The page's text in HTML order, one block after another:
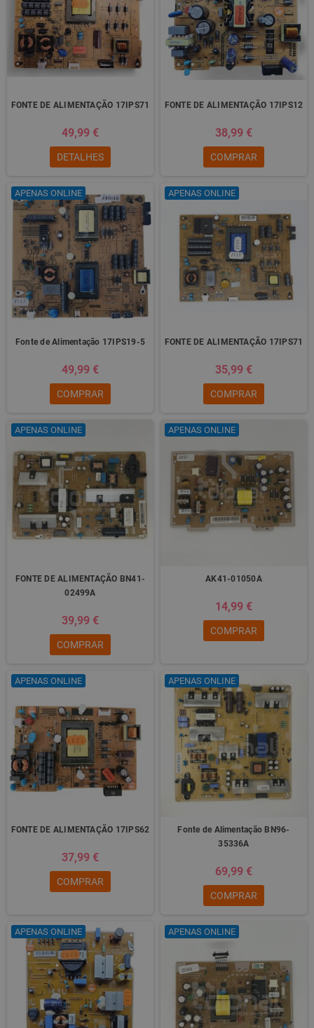
FONTE DE ALIMENTAÇÃO 17IPS71
49,99 €
DETALHES
FONTE DE ALIMENTAÇÃO 17IPS12
38,99 €
COMPRAR
APENAS ONLINE
Fonte de Alimentação 17IPS19-5
49,99 €
COMPRAR
APENAS ONLINE
FONTE DE ALIMENTAÇÃO 17IPS71
35,99 €
COMPRAR
APENAS ONLINE
FONTE DE ALIMENTAÇÃO BN41-
02499A
39,99 €
COMPRAR
APENAS ONLINE
AK41-01050A
14,99 €
COMPRAR
APENAS ONLINE
FONTE DE ALIMENTAÇÃO 17IPS62
37,99 €
COMPRAR
APENAS ONLINE
Fonte de Alimentação BN96-
35336A
69,99 €
COMPRAR
APENAS ONLINE APENAS ONLINE